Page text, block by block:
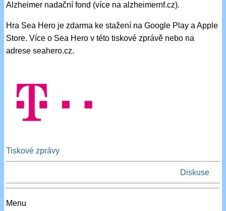
Alzheimer nadační fond (více na alzheimernf.cz).
Hra Sea Hero je zdarma ke stažení na Google Play a Apple
Store. Více o Sea Hero v této tiskové zprávě nebo na
adrese seahero.cz.
Tiskové zprávy
Diskuse
Menu